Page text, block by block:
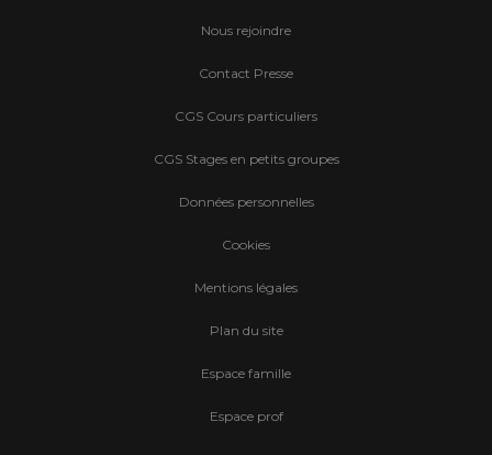
Nous rejoindre
Contact Presse
CGS Cours particuliers
CGS Stages en petits groupes
Données personnelles
Cookies
Mentions légales
Plan du site
Espace famille
Espace prof